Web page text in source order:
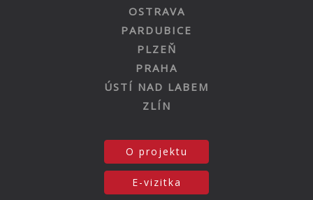
OSTRAVA
PARDUBICE
PLZEŇ
PRAHA
ÚSTÍ NAD LABEM
ZLÍN
O projektu
E-vizitka